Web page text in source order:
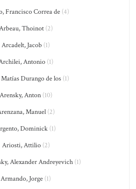
Francisco Correa de(4)
Thoinot(2)
Arcadelt, Jacob (1)
Antonio(1)
Durango de los (1)
Arensky, Anton(10)
Manuel(2)
Dominick (1)
Ariosti, Attilio(2)
Alexander Andreyevich(1)
Armando, Jorge (1)